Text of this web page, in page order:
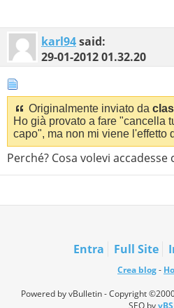
karl94said:
29-01-201201.32.20
Originalmente inviato da
Ho già provato a fare "cancella
capo", ma non mi viene l'effetto
Perché? Cosa volevi
Entra Full Site
Crea blog-
Powered by vBulletin - Copyright
SEO by